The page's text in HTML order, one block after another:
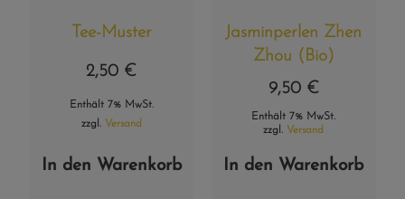
Tee-Muster
2,50 €
Enthält 7% MwSt.
zzgl. Versand
In den Warenkorb
Jasminperlen Zhen
Zhou (Bio)
9,50 €
Enthält 7% MwSt.
zzgl. Versand
In den Warenkorb